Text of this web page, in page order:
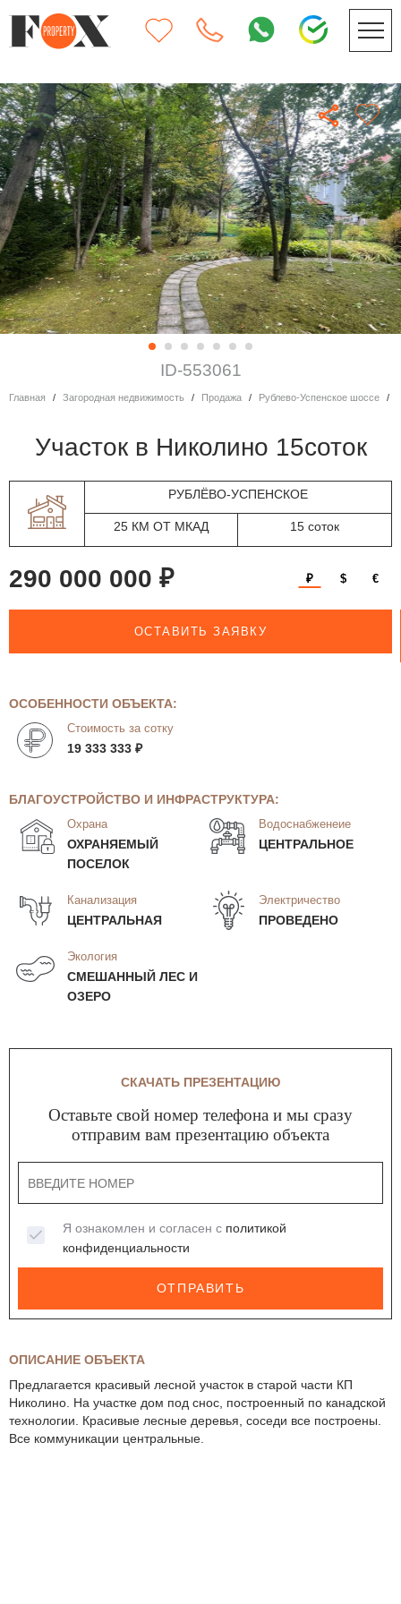
ID-553061
Главная Загородная недвижимость Продажа Рублево-Успенское шоссе
участок в Николино 15соток
РУБЛЁВО-УСПЕНСКОЕ
25 КМ ОТ МКАД 15 соток
290 000 000 ₽ ₽ $ €
ОСТАВИТЬ ЗАЯВКУ
ОСОБЕННОСТИ ОБЪЕКТА:
Стоимость за сотку
19 333 333 ₽
БЛАГОУСТРОЙСТВО И ИНФРАСТРУКТУРА:
Охрана
ОХРАНЯЕМЫЙ
ПОСЕЛОК
Водоснабженеие
ЦЕНТРАЛЬНОЕ
Канализация
ЦЕНТРАЛЬНАЯ
Электричество
ПРОВЕДЕНО
Экология
СМЕШАННЫЙ ЛЕС И
ОЗЕРО
ОПИСАНИЕ ОБЪЕКТА
Предлагается красивый лесной участок в старой части КП
Николино. На участке дом под снос, построенный по канадской
технологии. Красивые лесные деревья, соседи все построены.
Все коммуникации центральные.
СКАЧАТЬ ПРЕЗЕНТАЦИЮ
Оставьте свой номер телефона и мы сразу
отправим вам презентацию объекта
Я ознакомлен и согласен с политикой
конфиденциальности
ОТПРАВИТЬ